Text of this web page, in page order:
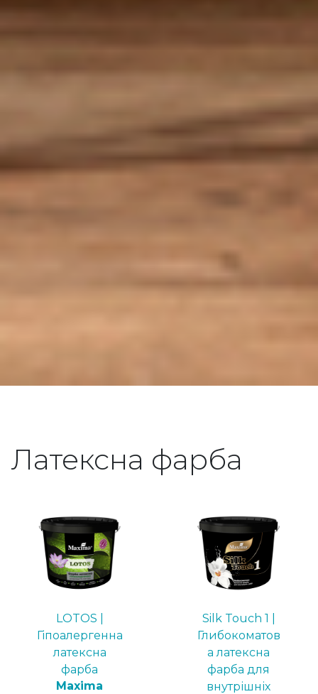
Латексна фарба
LOTOS |
Гіпоалергенна
латексна
фарба
Maxima
Silk Touch 1 |
Глибокоматов
а латексна
фарба для
внутрішніх